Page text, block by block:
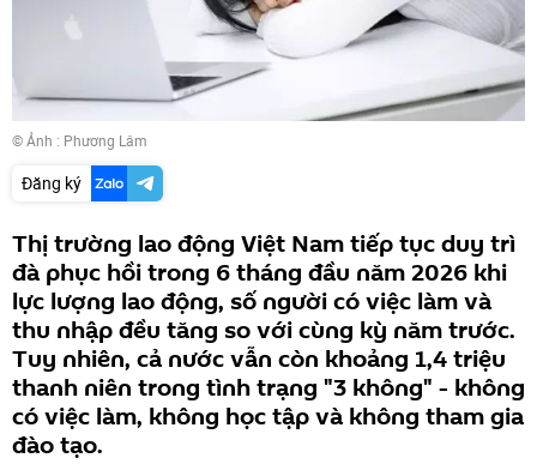
© Ảnh : Phương Lâm
Đăng ký
Thị trường lao động Việt Nam tiếp tục duy trì
đà phục hồi trong 6 tháng đầu năm 2026 khi
lực lượng lao động, số người có việc làm và
thu nhập đều tăng so với cùng kỳ năm trước.
Tuy nhiên, cả nước vẫn còn khoảng 1,4 triệu
thanh niên trong tình trạng "3 không" - không
có việc làm, không học tập và không tham gia
đào tạo.